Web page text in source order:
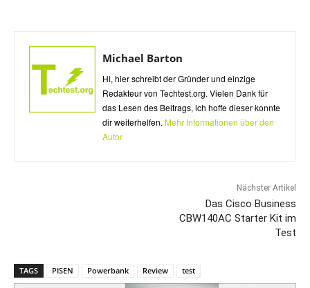
Michael Barton
Hi, hier schreibt der Gründer und einzige
Redakteur von Techtest.org. Vielen Dank für
das Lesen des Beitrags, ich hoffe dieser konnte
dir weiterhelfen. Mehr Informationen über den
Autor
Nächster Artikel
Das Cisco Business
CBW140AC Starter Kit im
Test
TAGS PISEN Powerbank Review test